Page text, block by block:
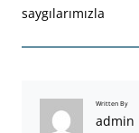
saygılarımızla
Written By
admin